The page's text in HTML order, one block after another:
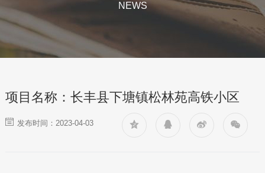
NEWS
项目名称：长丰县下塘镇松林苑高铁小区
发布时间：2023-04-03